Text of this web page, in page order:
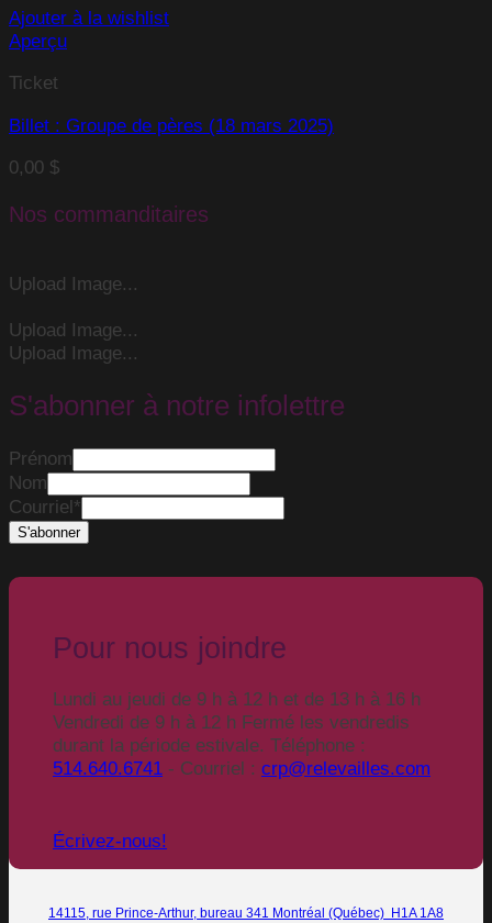
Ajouter à la wishlist
Aperçu
Ticket
Billet : Groupe de pères (18 mars 2025)
0,00 $
Nos commanditaires
Upload Image...
Upload Image...
Upload Image...
S'abonner à notre infolettre
Prénom
Nom
Courriel*
Pour nous joindre
Lundi au jeudi de 9 h à 12 h et de 13 h à 16 h
Vendredi de 9 h à 12 h Fermé les vendredis
durant la période estivale. Téléphone :
514.640.6741 - Courriel : crp@relevailles.com
Écrivez-nous!
14115, rue Prince-Arthur, bureau 341 Montréal (Québec) H1A 1A8